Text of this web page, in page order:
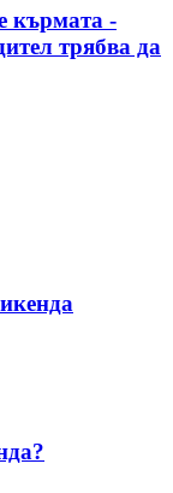
кърмата -
трябва да